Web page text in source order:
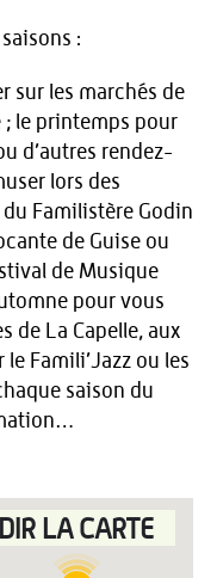
:
sur les marchés de
; le printemps pour
d’autres rendez-
lors des
du Familistère Godin
de Guise ou
de Musique
pour vous
de La Capelle, aux
Famili’Jazz ou les
saison du
LA CARTE